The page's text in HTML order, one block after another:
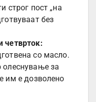
строг пост „на
без
четврток:
со масло.
олеснување за
им е дозволено